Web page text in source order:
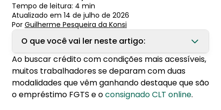
Tempo de leitura: 4 min
Atualizado em 14 de julho de 2026
Por Guilherme Pesqueira da Konsi
O que você vai ler neste artigo:
1. Diferença entre empréstimo FGTS e
consignado CLT
1.1. Como funciona o pagamento
Ao buscar crédito com condições mais acessíveis,
muitos trabalhadores se deparam com duas
modalidades que vêm ganhando destaque que são
o empréstimo FGTS e oconsignado CLT online.